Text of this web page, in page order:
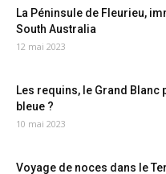
La Péninsule de Fleurieu,
South Australia
12 mai 2023
Les requins, le Grand Blanc
bleue ?
10 mai 2023
Voyage de noces dans le